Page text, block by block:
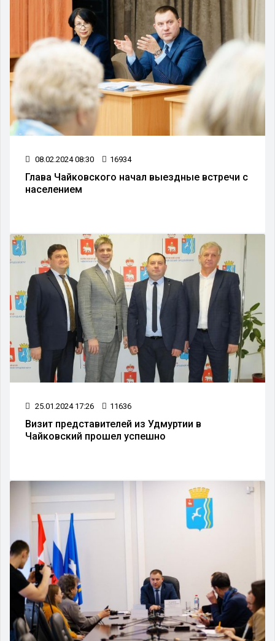
08.02.2024 08:30 16934
Глава Чайковского начал выездные встречи с
населением
25.01.2024 17:26 11636
Визит представителей из Удмуртии в
Чайковский прошел успешно